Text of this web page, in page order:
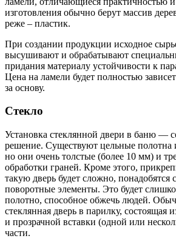
изготовления обычно берут массив
реже – пластик.
При создании продукции исходное
высушивают и обрабатывают
придания материалу устойчивости к
Цена на ламели будет полностью
за основу.
Стекло
Установка стеклянной двери в баню —
решение. Существуют цельные полотна
но они очень толстые (более 10 мм) и
обработки граней. Кроме этого,
такую дверь будет сложно, понадобятся
поворотные элементы. Это будет
полотно, способное обжечь людей.
стеклянная дверь в парилку, состоящая
и прозрачной вставки (одной или
части.